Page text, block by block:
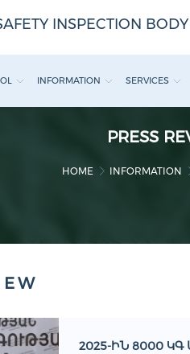
INSPECTION
INFORMATION SERVICES
PRESS
HOME INFORMATION
2025-ԻՆ 8000